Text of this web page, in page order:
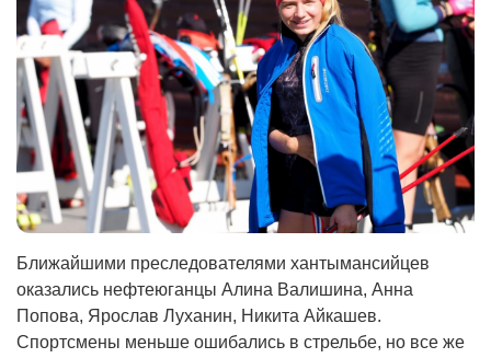
Ближайшими преследователями хантымансийцев
оказались нефтеюганцы Алина Валишина, Анна
Попова, Ярослав Луханин, Никита Айкашев.
Спортсмены меньше ошибались в стрельбе, но все же